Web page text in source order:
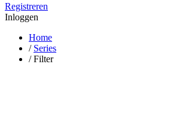
Registreren
Inloggen
Home
/ Series
/ Filter